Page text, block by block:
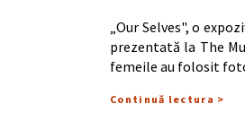
„Our Selves", o
prezentată la The
femeile au folosit
Continuă lectura >